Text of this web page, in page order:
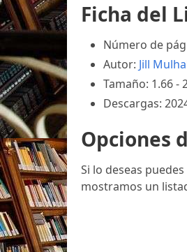
Ficha del
Número de
Autor: Jill
Tamaño: 1.66 -
Descargas:
Opciones
Si lo deseas
mostramos un